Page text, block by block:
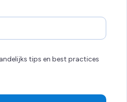
tips en best practices